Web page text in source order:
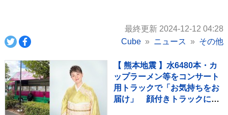
最終更新 2024-12-12 04:28
Cube
ニュース その他
【 熊本地震 】水6480本・カ
ップラーメン等をコンサート
用トラックで「お気持ちをお
届け」 顔付きトラックにた